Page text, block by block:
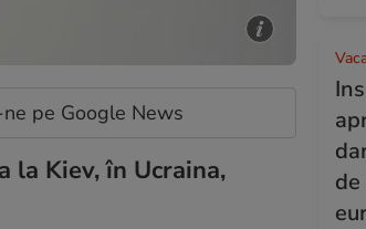
pe Google News
la Kiev, în Ucraina,